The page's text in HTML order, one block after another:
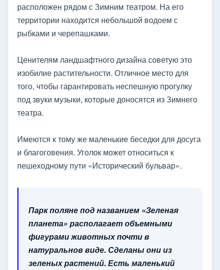
расположен рядом с Зимним театром. На его
территории находится небольшой водоем с
рыбками и черепашками.
Ценителям ландшафтного дизайна советую это
изобилие растительности. Отличное место для
того, чтобы гарантировать неспешную прогулку
под звуки музыки, которые доносятся из Зимнего
театра.
Имеются к тому же маленькие беседки для досуга
и благоговения. Уголок может относиться к
пешеходному пути «Исторический бульвар».
Парк поляне под названием «Зеленая
планета» располагает объемными
фигурами животных почти в
натуральнов виде. Сделаны они из
зеленых растений. Есть маленький